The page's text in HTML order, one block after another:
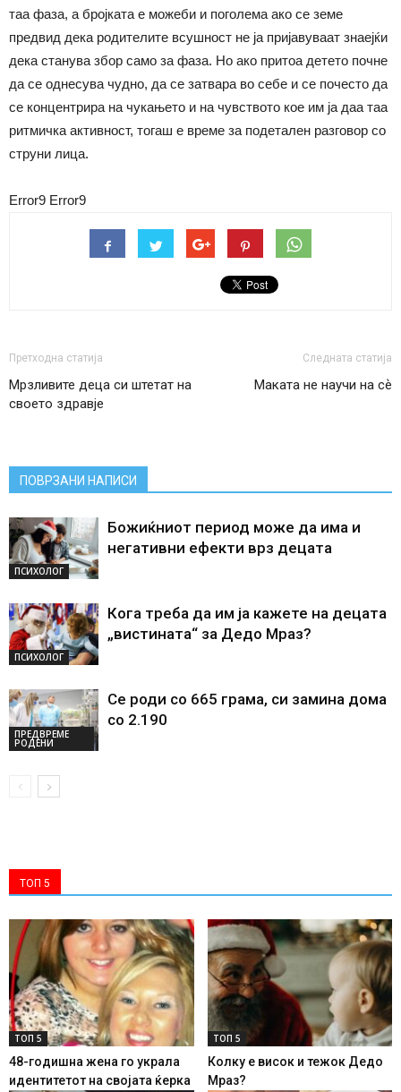
таа фаза, а бројката е можеби и поголема ако се земе
предвид дека родителите всушност не ја пријавуваат знаејќи
дека станува збор само за фаза. Но ако притоа детето почне
да се однесува чудно, да се затвара во себе и се почесто да
се концентрира на чукањето и на чувството кое им ја даа таа
ритмичка активност, тогаш е време за подетален разговор со
струни лица.
Error9 Error9
Претходна статија
Мрзливите деца си штетат на
своето здравје
Следната статија
Маката не научи на сѐ
ПОВРЗАНИ НАПИСИ
ПСИХОЛОГ
Божиќниот период може да има и
негативни ефекти врз децата
ПСИХОЛОГ
Кога треба да им ја кажете на децата
„вистината“ за Дедо Мраз?
ПРЕДВРЕМЕ
РОДЕНИ
Се роди со 665 грама, си замина дома
со 2.190
ТОП 5
ТОП 5
48-годишна жена го украла
идентитетот на својата ќерка
ТОП 5
Колку е висок и тежок Дедо
Мраз?